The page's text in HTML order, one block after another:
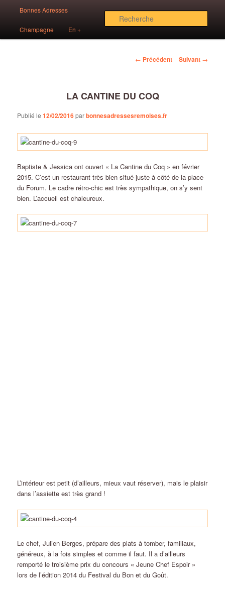
contenu
principalBonnes Adresses Rémoises
principal
Bonnes Adresses
Champagne En +
Navigation
← Précédent Suivant →
LA CANTINE DU COQ
Publié le12/02/2016parbonnesadressesremoises.fr
Baptiste & Jessica ont ouvert « La Cantine du Coq » en février
2015. C’est un restaurant très bien situé juste à côté de la place
du Forum. Le cadre rétro-chic est très sympathique, on s’y sent
bien. L’accueil est chaleureux.
L’intérieur est petit (d’ailleurs, mieux vaut réserver), mais le plaisir
dans l’assiette est très grand !
Le chef, Julien Berges, prépare des plats à tomber, familiaux,
généreux, à la fois simples et comme il faut. Il a d’ailleurs
remporté le troisième prix du concours « Jeune Chef Espoir »
lors de l’édition 2014 du Festival du Bon et du Goût.